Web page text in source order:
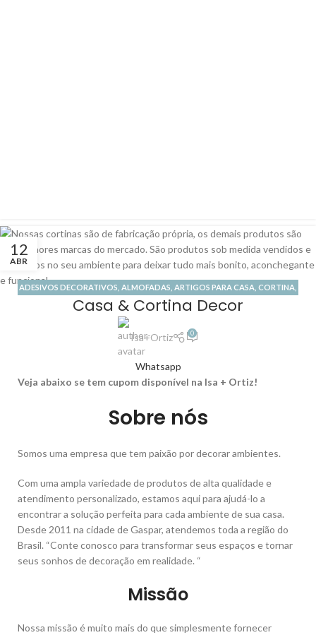
12
ABR
ADESIVOS DECORATIVOS ALMOFADAS ARTIGOS PARA CASA CORTINA
LOJA DE PAPEL DE PAREDE ,LOJA DE PISO VINÍLICO,LOJA ONLINE
PERSIANA ROLÔ
Casa & Cortina Decor
Isa+Ortiz 0
Whatsapp
Veja abaixo se tem cupom disponível na Isa + Ortiz!
Sobre nós
Somos uma empresa que tem paixão por decorar ambientes.
Com uma ampla variedade de produtos de alta qualidade e
atendimento personalizado, estamos aqui para ajudá-lo a
encontrar a solução perfeita para cada ambiente de sua casa.
Desde 2011 na cidade de Gaspar, atendemos toda a região do
Brasil. “Conte conosco para transformar seus espaços e tornar
seus sonhos de decoração em realidade. “
Missão
Nossa missão é muito mais do que simplesmente fornecer